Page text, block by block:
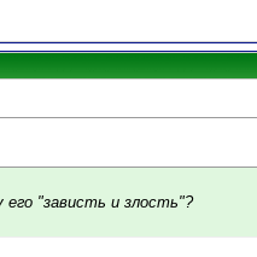
его "зависть и злость"?